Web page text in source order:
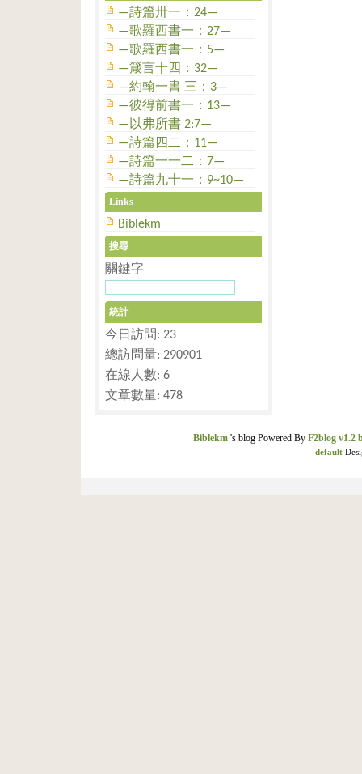
—詩篇卅一：24—
—歌羅西書一：27—
—歌羅西書一：5—
—箴言十四：32—
—約翰一書 三：3—
—彼得前書一：13—
—以弗所書 2:7—
—詩篇四二：11—
—詩篇一一二：7—
—詩篇九十一：9~10—
Links
Biblekm
搜尋
關鍵字
統計
今日訪問: 23
總訪問量: 290901
在線人數: 6
文章數量: 478
Biblekm 's blog Powered By F2blog v1.2
default